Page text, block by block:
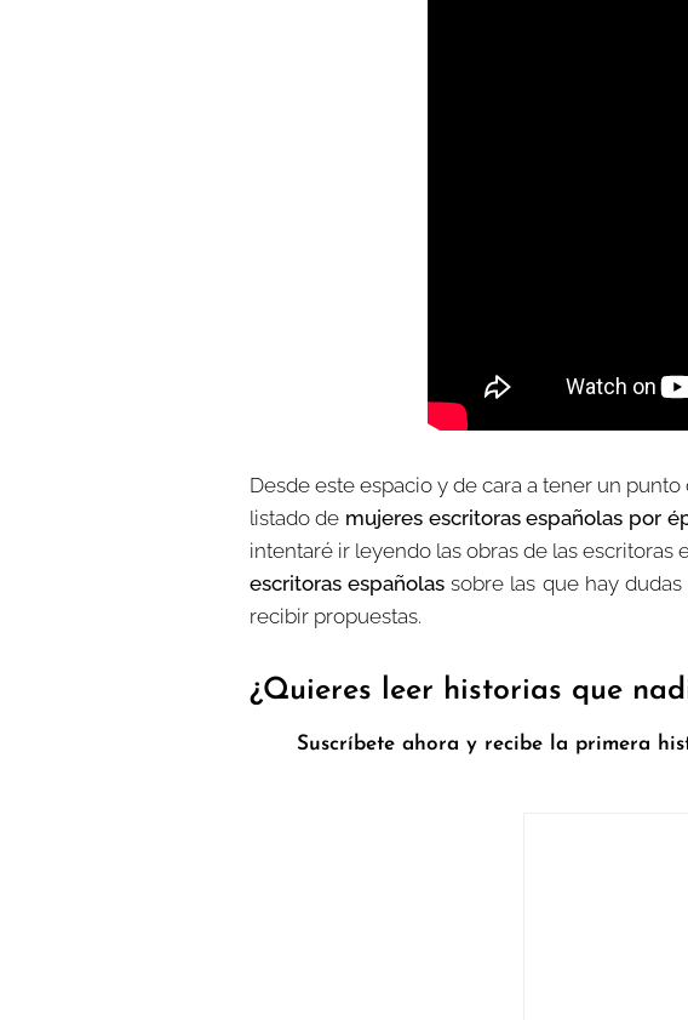
Desde este espacio y de cara a tener un
listado de mujeres escritoras españolas por
intentaré ir leyendo las obras de las
escritoras españolassobre las que hay
recibir propuestas.
¿Quieres leer historias que
Suscríbete ahora y recibe la primera